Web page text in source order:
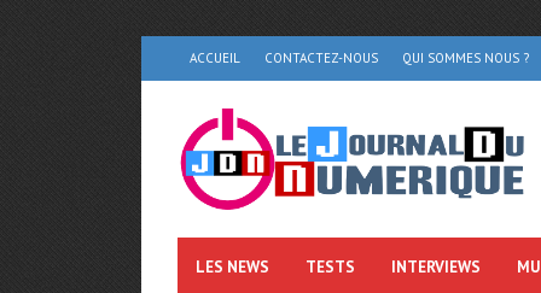
ACCUEIL CONTACTEZ-NOUS QUI SOMMES NOUS ?
LES NEWS TESTS INTERVIEWS